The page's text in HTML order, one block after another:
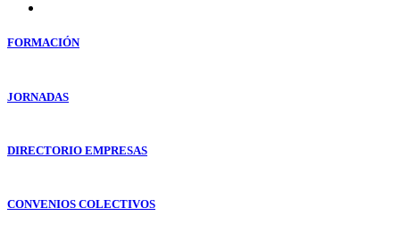
FORMACIÓN
JORNADAS
DIRECTORIO EMPRESAS
CONVENIOS COLECTIVOS